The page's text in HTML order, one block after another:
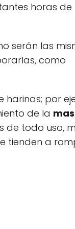
horas de
serán las
como
harinas; por
de la
de todo uso,
tienden a